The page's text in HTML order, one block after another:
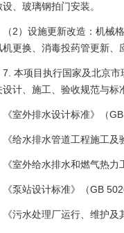
、玻璃钢拍门安装。
（2）设施更新改造：机械
机更换、消毒投药管更新、
7. 本项目执行国家及北京
设计、施工、验收规范与标
《室外排水设计标准》（
《给水排水管道工程施工
《室外给水排水和燃气热
《泵站设计标准》（GB
《污水处理厂运行、维护